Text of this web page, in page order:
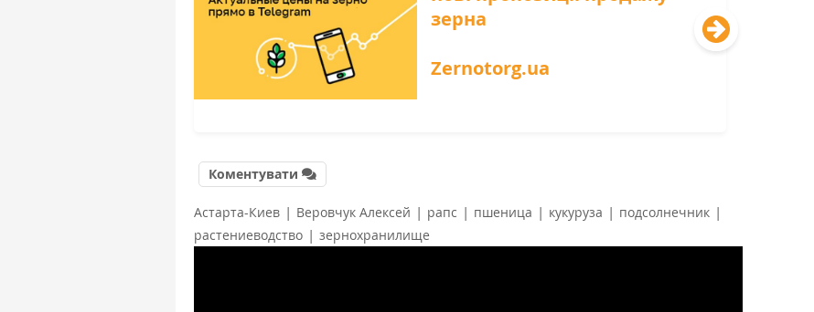
зерна
Zernotorg.ua
Коментувати
Астарта-Киев | Веровчук Алексей | рапс | пшеница | кукуруза | подсолнечник |
растениеводство | зернохранилище